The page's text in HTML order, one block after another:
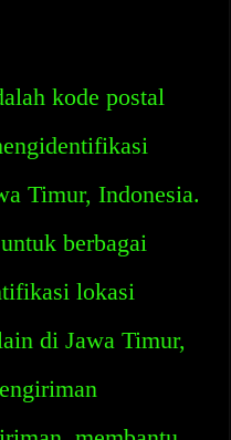
kode postal
Timur, Indonesia.
berbagai
lokasi
di Jawa Timur,